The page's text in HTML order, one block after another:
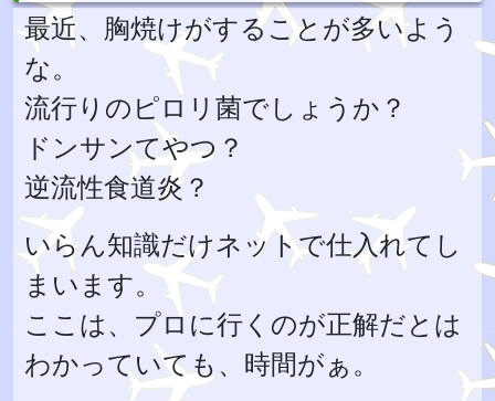
最近、胸焼けがすることが多いよう
な。
流行りのピロリ菌でしょうか？
ドンサンてやつ？
逆流性食道炎？
いらん知識だけネットで仕入れてし
まいます。
ここは、プロに行くのが正解だとは
わかっていても、時間がぁ。